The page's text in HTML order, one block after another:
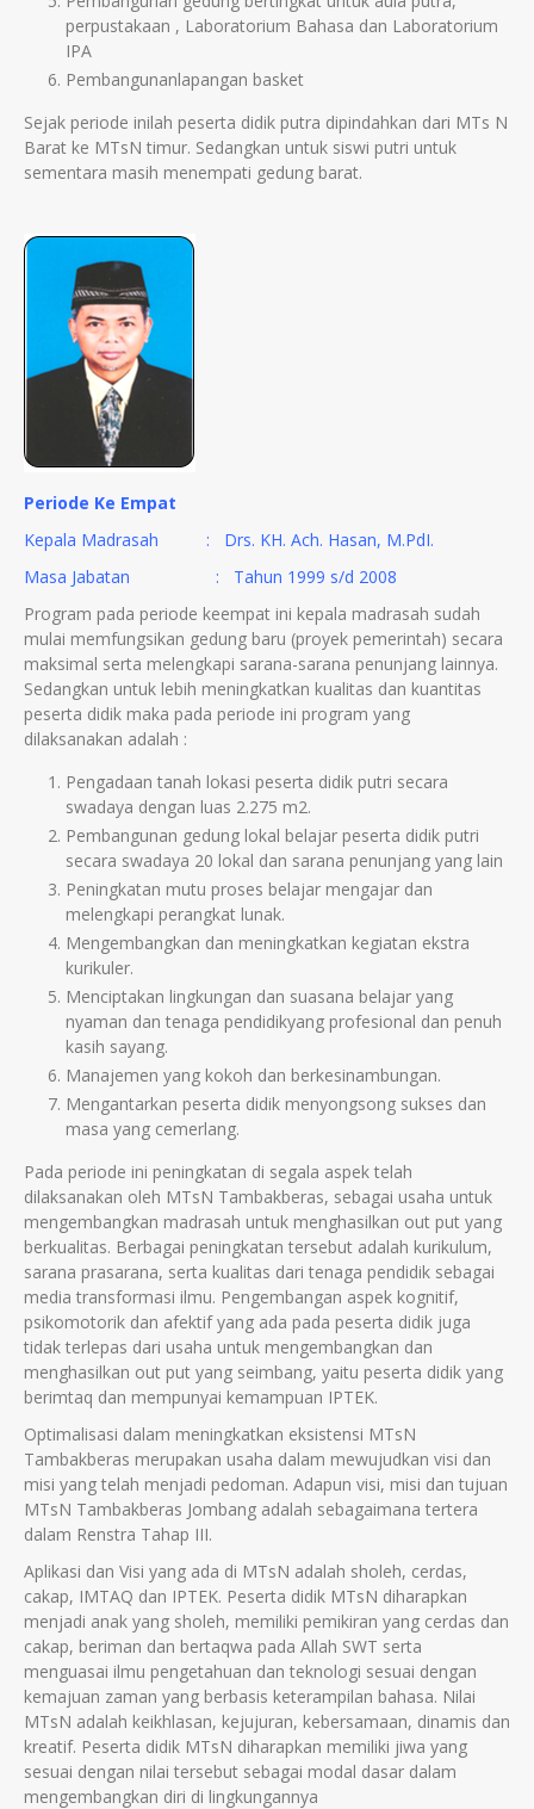
perpustakaan , Laboratorium Bahasa dan Laboratorium
IPA
Pembangunanlapangan basket
Sejak periode inilah peserta didik putra dipindahkan dari MTs N
Barat ke MTsN timur. Sedangkan untuk siswi putri untuk
sementara masih menempati gedung barat.
Periode Ke Empat
Kepala Madrasah : Drs. KH. Ach. Hasan, M.PdI.
Masa Jabatan : Tahun 1999 s/d 2008
Program pada periode keempat ini kepala madrasah sudah
mulai memfungsikan gedung baru (proyek pemerintah) secara
maksimal serta melengkapi sarana-sarana penunjang lainnya.
Sedangkan untuk lebih meningkatkan kualitas dan kuantitas
peserta didik maka pada periode ini program yang
dilaksanakan adalah :
Pengadaan tanah lokasi peserta didik putri secara
swadaya dengan luas 2.275 m2.
Pembangunan gedung lokal belajar peserta didik putri
secara swadaya 20 lokal dan sarana penunjang yang lain
Peningkatan mutu proses belajar mengajar dan
melengkapi perangkat lunak.
Mengembangkan dan meningkatkan kegiatan ekstra
kurikuler.
Menciptakan lingkungan dan suasana belajar yang
nyaman dan tenaga pendidikyang profesional dan penuh
kasih sayang.
Manajemen yang kokoh dan berkesinambungan.
Mengantarkan peserta didik menyongsong sukses dan
masa yang cemerlang.
Pada periode ini peningkatan di segala aspek telah
dilaksanakan oleh MTsN Tambakberas, sebagai usaha untuk
mengembangkan madrasah untuk menghasilkan out put yang
berkualitas. Berbagai peningkatan tersebut adalah kurikulum,
sarana prasarana, serta kualitas dari tenaga pendidik sebagai
media transformasi ilmu. Pengembangan aspek kognitif,
psikomotorik dan afektif yang ada pada peserta didik juga
tidak terlepas dari usaha untuk mengembangkan dan
menghasilkan out put yang seimbang, yaitu peserta didik yang
berimtaq dan mempunyai kemampuan IPTEK.
Optimalisasi dalam meningkatkan eksistensi MTsN
Tambakberas merupakan usaha dalam mewujudkan visi dan
misi yang telah menjadi pedoman. Adapun visi, misi dan tujuan
MTsN Tambakberas Jombang adalah sebagaimana tertera
dalam Renstra Tahap III.
Aplikasi dan Visi yang ada di MTsN adalah sholeh, cerdas,
cakap, IMTAQ dan IPTEK. Peserta didik MTsN diharapkan
menjadi anak yang sholeh, memiliki pemikiran yang cerdas dan
cakap, beriman dan bertaqwa pada Allah SWT serta
menguasai ilmu pengetahuan dan teknologi sesuai dengan
kemajuan zaman yang berbasis keterampilan bahasa. Nilai
MTsN adalah keikhlasan, kejujuran, kebersamaan, dinamis dan
kreatif. Peserta didik MTsN diharapkan memiliki jiwa yang
sesuai dengan nilai tersebut sebagai modal dasar dalam
mengembangkan diri di lingkungannya